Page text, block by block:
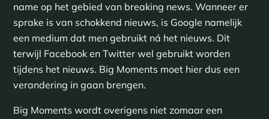
name op het gebied van breaking news. Wanneer er
sprake is van schokkend nieuws, is Google namelijk
een medium dat men gebruikt ná het nieuws. Dit
terwijl Facebook en Twitter wel gebruikt worden
tijdens het nieuws. Big Moments moet hier dus een
verandering in gaan brengen.
Big Moments wordt overigens niet zomaar een